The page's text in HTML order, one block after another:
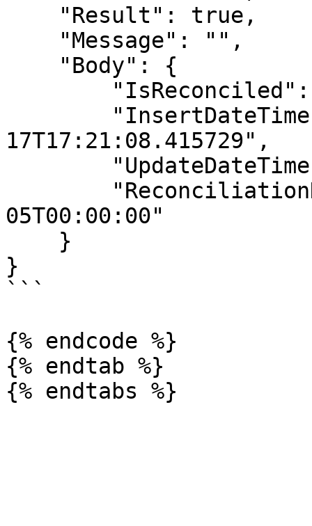
17T17:21:08.415729",
05T00:00:00"
}
```
{% endcode %}
{% endtab %}